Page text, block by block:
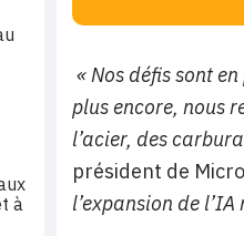
« Nos défis sont
plus encore, nous
l’acier, des
président de
l’expansion de
à